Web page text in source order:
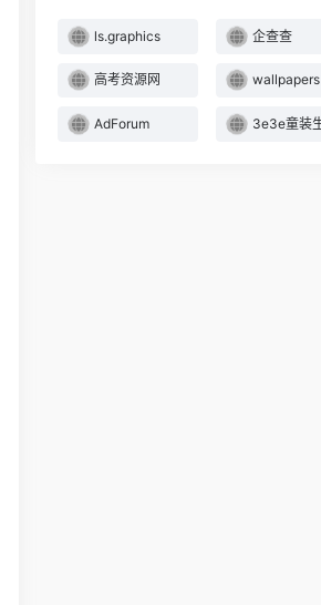
ls.graphics 企查查
高考资源网 wallpapers
AdForum